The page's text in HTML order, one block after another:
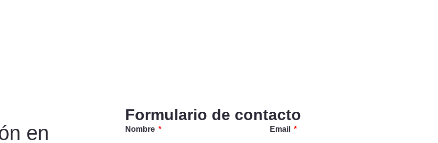
en
Formulario de contacto
Nombre Email